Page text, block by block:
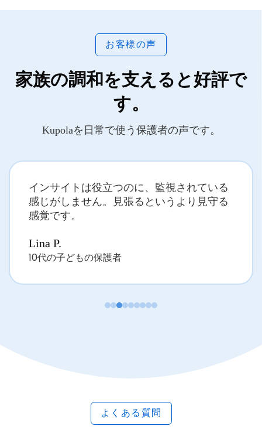
お客様の声
家族の調和を支えると好評で
す。
Kupolaを日常で使う保護者の声です。
Lina P.
10代の子どもの保護者
インサイトは役立つのに、監視されている
感じがしません。見張るというより見守る
感覚です。
よくある質問